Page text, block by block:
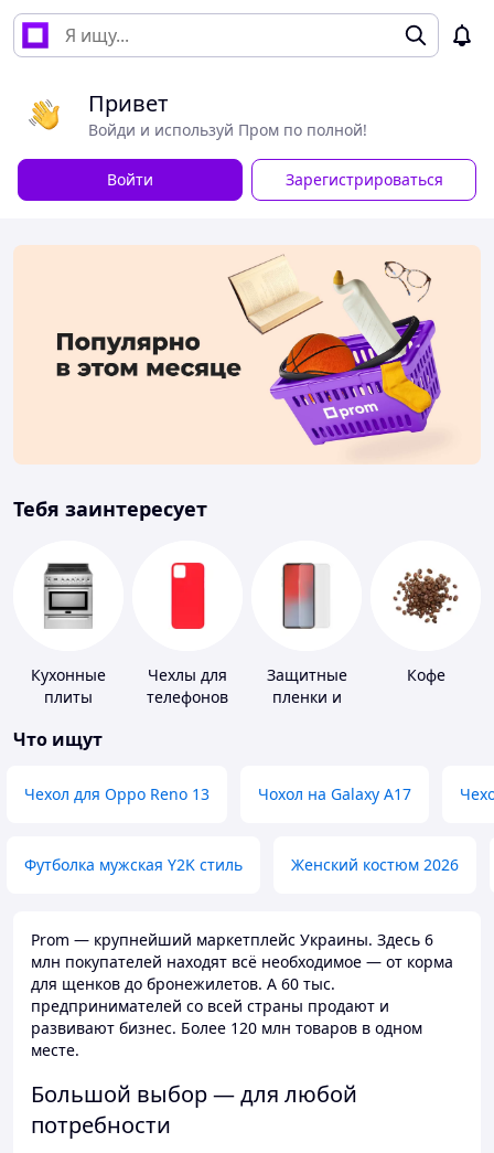
Привет
Войди и используй Пром по полной!
Войти Зарегистрироваться
Тебя заинтересует
Кухонные
плиты
Чехлы для
телефонов
Защитные
пленки и
Кофе
Что ищут
Чехол для Oppo Reno 13 Чохол на Galaxy A17
Футболка мужская Y2K стиль Женский костюм 2026
Prom — крупнейший маркетплейс Украины. Здесь 6
млн покупателей находят всё необходимое — от корма
для щенков до бронежилетов. А 60 тыс.
предпринимателей со всей страны продают и
развивают бизнес. Более 120 млн товаров в одном
месте.
Большой выбор — для любой
потребности